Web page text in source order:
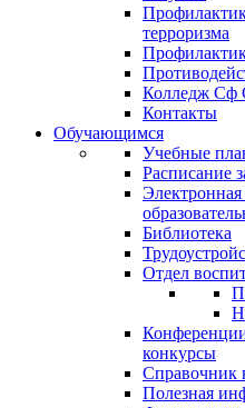
терроризма
Колледж Сф
Контакты
Обучающимся
Учебные
Расписание
Библиотека
Отдел
конкурсы
Справочник
Полезная